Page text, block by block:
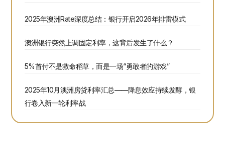
2025年澳洲Rate深度总结：银行开启2026年排雷模式
澳洲银行突然上调固定利率，这背后发生了什么？
5%首付不是救命稻草，而是一场“勇敢者的游戏”
2025年10月澳洲房贷利率汇总——降息效应持续发酵，银
行卷入新一轮利率战